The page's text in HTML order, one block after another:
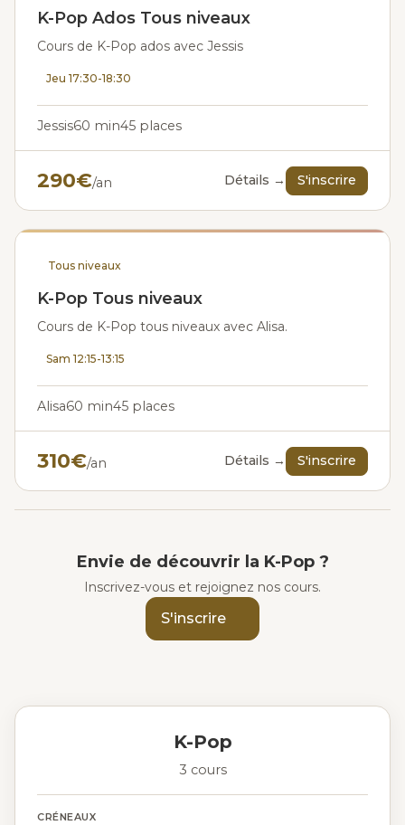
K-Pop Ados Tous niveaux
Cours de K-Pop ados avec Jessis
Jeu 17:30-18:30
Jessis60 min45 places
290€/an Détails → S'inscrire
Tous niveaux
K-Pop Tous niveaux
Cours de K-Pop tous niveaux avec Alisa.
Sam 12:15-13:15
Alisa60 min45 places
310€/an Détails → S'inscrire
Envie de découvrir la K-Pop ?
Inscrivez-vous et rejoignez nos cours.
S'inscrire
K-Pop
3 cours
CRÉNEAUX